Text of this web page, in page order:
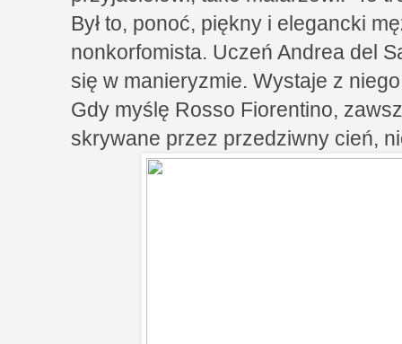
Był to, ponoć, piękny i elegancki
nonkorfomista. Uczeń Andrea del
się w manieryzmie. Wystaje z
Gdy myślę Rosso Fiorentino,
skrywane przez przedziwny cień,